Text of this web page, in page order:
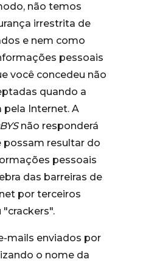
não temos
irrestrita de
e nem como
pessoais
você concedeu não
quando a
Internet. A
não responderá
resultar do
pessoais
das barreiras de
por terceiros
mails enviados por
o nome da